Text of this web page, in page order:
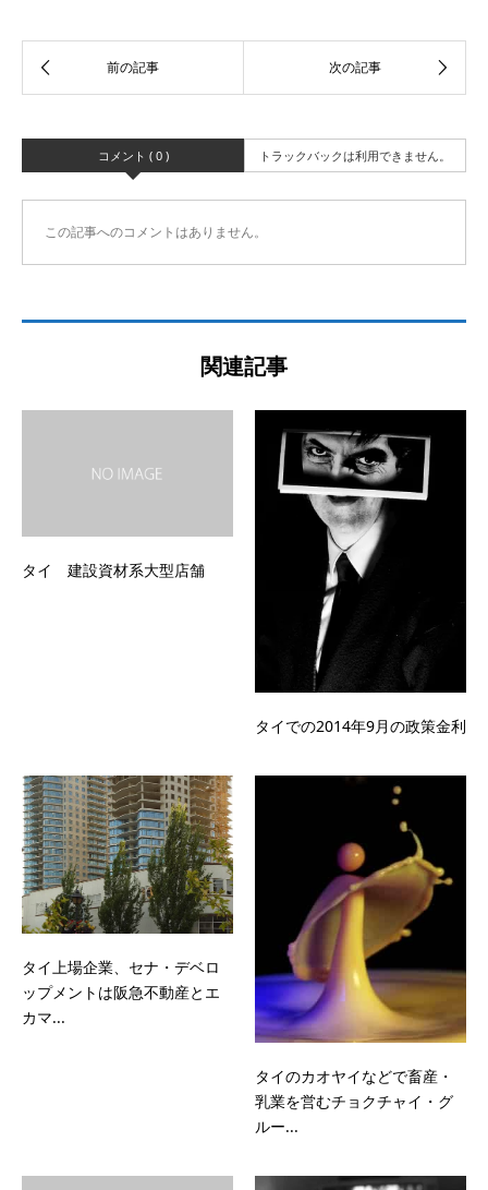
コメント ( 0 ) トラックバックは利用できません。
この記事へのコメントはありません。
関連記事
タイ 建設資材系大型店舗
タイでの2014年9月の政策金利
タイ上場企業、セナ・デベロ
ップメントは阪急不動産とエ
カマ...
タイのカオヤイなどで畜産・
乳業を営むチョクチャイ・グ
ルー...